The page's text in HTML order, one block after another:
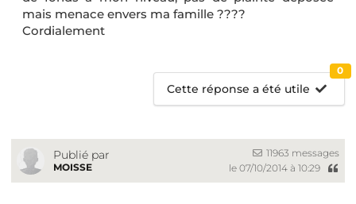
mais menace envers ma famille ????
Cordialement
Cette réponse a été utile
0
Publié par
MOISSE
11963 messages
le 07/10/2014 à 10:29